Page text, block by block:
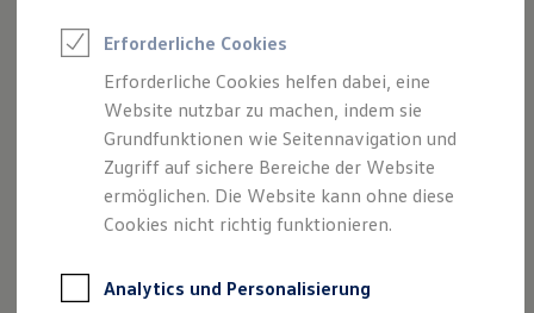
Digitaler Marktplatz
Kauf & Finanzierung
Online-Fahrzeugbewertung
Aktionen & Angebote
E-Auto-Förderung
Für Privatkunden
Für Gewerbekunden
Profi Paket
TopDeal
Zertifizierte Gebrauchtwagen
Impressum
Datenschutzerklärung
Impressum
Autohaus Paul Dobbratz GmbH
Gandersheimerstraße 26
31195 Lamspringe
Erforderliche Cookies
Erforderliche Cookies helfen dabei, eine
Website nutzbar zu machen, indem sie
Grundfunktionen wie Seitennavigation und
Zugriff auf sichere Bereiche der Website
ermöglichen. Die Website kann ohne diese
Cookies nicht richtig funktionieren.
Analytics und Personalisierung